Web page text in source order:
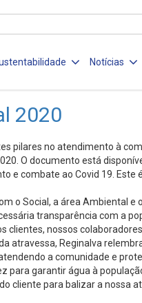
Notícias
2020
pilares no atendimento à
O documento está
combate ao Covid 19.
o Social, a área Ambiental
transparência com a
nossos
atravessa, Reginalva
a comunidade e
garantir água à
para balizar a nossa